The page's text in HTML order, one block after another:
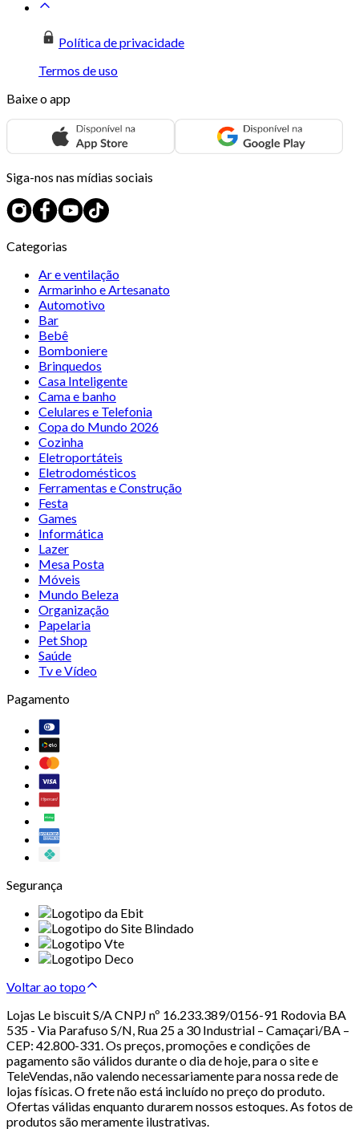
Política de privacidade
Termos de uso
Baixe o app
Siga-nos nas mídias sociais
Categorias
Ar e ventilação
Armarinho e Artesanato
Automotivo
Bar
Bebê
Bomboniere
Brinquedos
Casa Inteligente
Cama e banho
Celulares e Telefonia
Copa do Mundo 2026
Cozinha
Eletroportáteis
Eletrodomésticos
Ferramentas e Construção
Festa
Games
Informática
Lazer
Mesa Posta
Móveis
Mundo Beleza
Organização
Papelaria
Pet Shop
Saúde
Tv e Vídeo
Pagamento
Segurança
Voltar ao topo
Lojas Le biscuit S/A CNPJ nº 16.233.389/0156-91 Rodovia BA
535 - Via Parafuso S/N, Rua 25 a 30 Industrial – Camaçari/BA –
CEP: 42.800-331. Os preços, promoções e condições de
pagamento são válidos durante o dia de hoje, para o site e
TeleVendas, não valendo necessariamente para nossa rede de
lojas físicas. O frete não está incluído no preço do produto.
Ofertas válidas enquanto durarem nossos estoques. As fotos de
produtos são meramente ilustrativas.